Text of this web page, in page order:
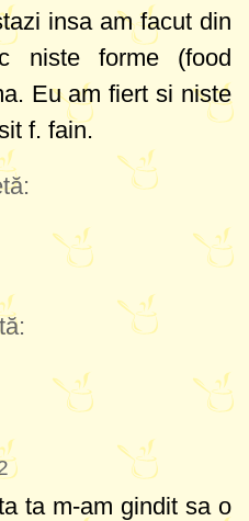
insa am facut din
niste forme (food
Eu am fiert si niste
f. fain.
ta m-am gindit sa o